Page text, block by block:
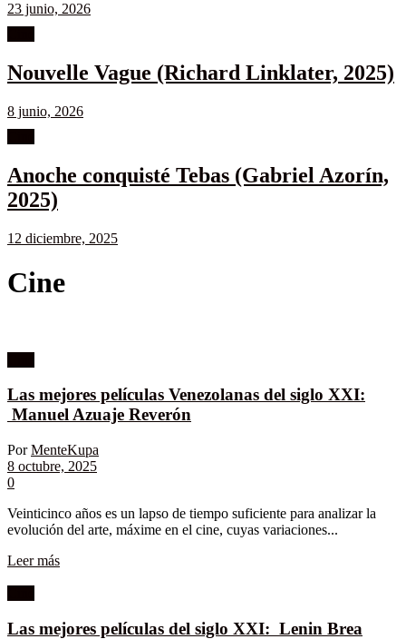
23 junio, 2026
Nouvelle Vague (Richard Linklater, 2025)
8 junio, 2026
Anoche conquisté Tebas (Gabriel Azorín,
2025)
12 diciembre, 2025
Cine
Las mejores películas Venezolanas del siglo XXI:
Manuel Azuaje Reverón
Por MenteKupa
8 octubre, 2025
0
Veinticinco años es un lapso de tiempo suficiente para analizar la
evolución del arte, máxime en el cine, cuyas variaciones...
Leer más
Las mejores películas del siglo XXI: Lenin Brea